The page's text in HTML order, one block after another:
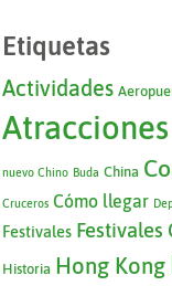
Etiquetas
Actividades
nuevo Chino Buda China
Cruceros Cómo llegar
Festivales Festivales
Historia Hong Kong